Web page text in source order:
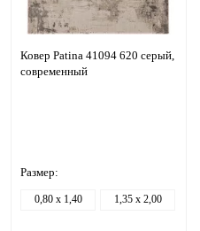
Ковер Patina 41094 620 серый,
современный
Размер:
0,80 x 1,40 1,35 x 2,00